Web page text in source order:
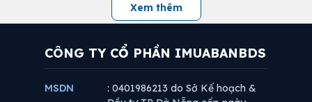
Xem thêm
CÔNG TY CỔ PHẦN IMUABANBDS
MSDN
: 0401986213 do Sở Kế hoạch &